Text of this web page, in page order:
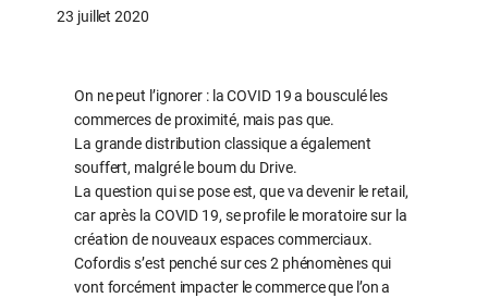
23 juillet 2020
On ne peut l’ignorer : la COVID 19 a bousculé les
commerces de proximité, mais pas que.
La grande distribution classique a également
souffert, malgré le boum du Drive.
La question qui se pose est, que va devenir le retail,
car après la COVID 19, se profile le moratoire sur la
création de nouveaux espaces commerciaux.
Cofordis s’est penché sur ces 2 phénomènes qui
vont forcément impacter le commerce que l’on a